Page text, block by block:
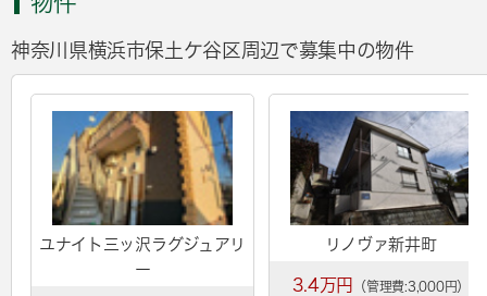
神奈川県横浜市保土ケ谷区周辺で募集中の物件
ユナイト三ッ沢ラグジュアリ
ー
リノヴァ新井町
3.4万円 （管理費:3,000円）